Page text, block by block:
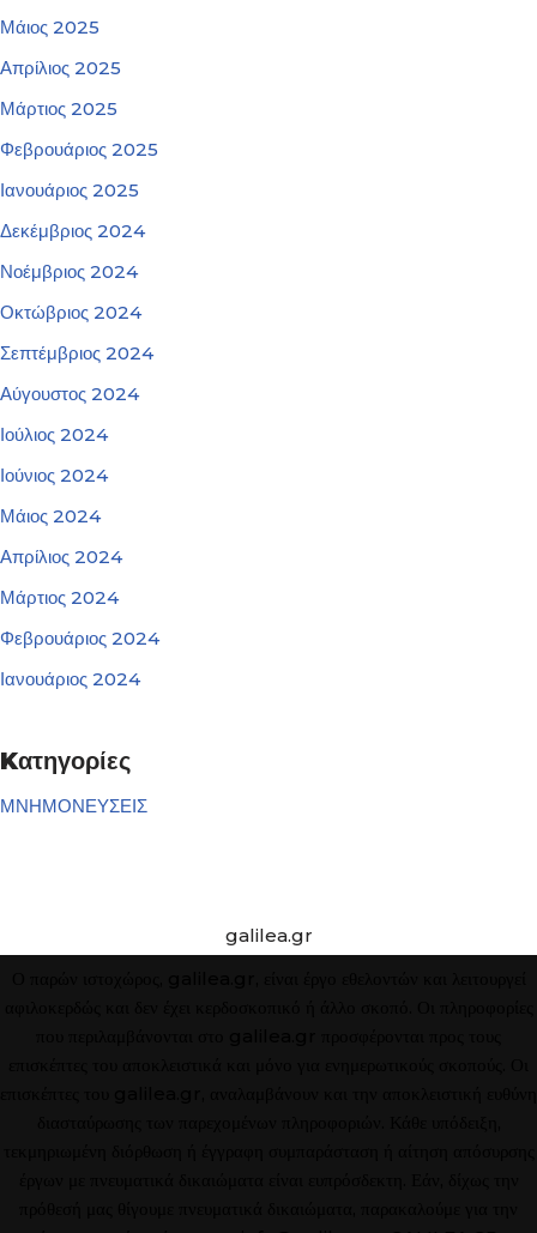
Μάιος 2025
Απρίλιος 2025
Μάρτιος 2025
Φεβρουάριος 2025
Ιανουάριος 2025
Δεκέμβριος 2024
Νοέμβριος 2024
Οκτώβριος 2024
Σεπτέμβριος 2024
Αύγουστος 2024
Ιούλιος 2024
Ιούνιος 2024
Μάιος 2024
Απρίλιος 2024
Μάρτιος 2024
Φεβρουάριος 2024
Ιανουάριος 2024
Kατηγορίες
ΜΝΗΜΟΝΕΥΣΕΙΣ
galilea.gr